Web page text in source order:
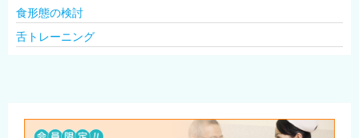
食形態の検討
舌トレーニング